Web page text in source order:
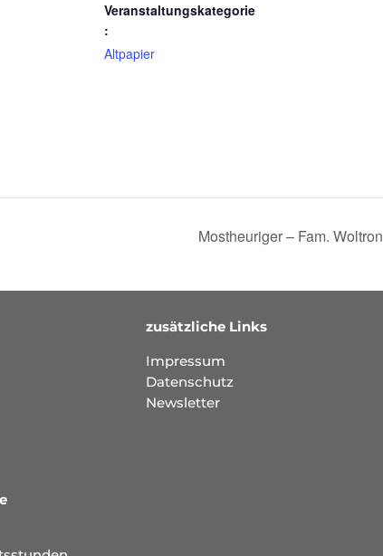
Veranstaltungskategorie
:
Altpapier
Mostheuriger – Fam. Woltron
zusätzliche Links
Impressum
Datenschutz
Newsletter